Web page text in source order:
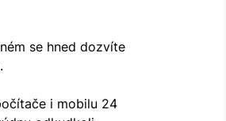
se hned dozvíte
i mobilu 24